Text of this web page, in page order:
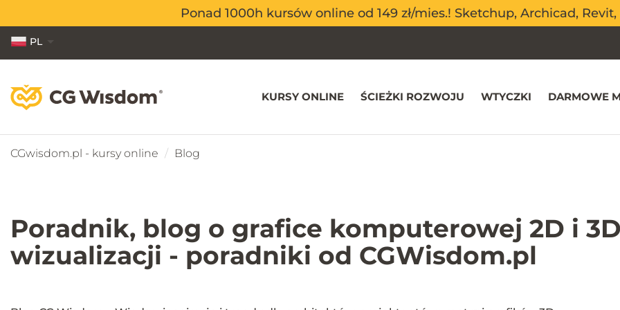
Ponad 1000h kursów online od 149 zł/mies.! Sketchup, Archicad,
Ponad 1000h kursów online od 149 zł/mies.! Sketchup, Archicad,
PL
EN
KURSY ONLINE ŚCIEŻKI ROZWOJU WTYCZKI DARMOWE
CGwisdom.pl - kursy online Blog
Poradnik, blog o grafice komputerowej 2D i
wizualizacji - poradniki od CGWisdom.pl